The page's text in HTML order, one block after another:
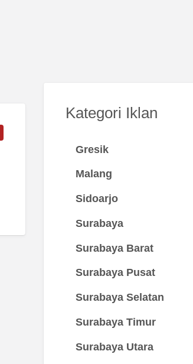
Kategori Iklan
Gresik
Malang
Sidoarjo
Surabaya
Surabaya Barat
Surabaya Pusat
Surabaya Selatan
Surabaya Timur
Surabaya Utara